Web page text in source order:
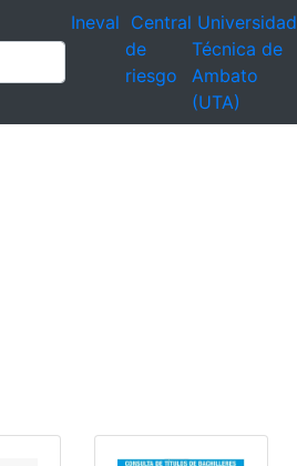
Ineval Central
de
riesgo
Universidad
Técnica de
Ambato
(UTA)